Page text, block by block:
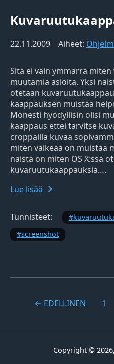
22.11.2009 Aiheet:
Sitä ei vain ymmärrä
muutamia asioita. Yksi
otetaan
kaappauksen muistaa
Monesti hyödyllisin olisi
kaappaus ettei tarvitse
croppailla kuvaa
miten vaikeaa on muistaa
näistä on miten OS X:ssä
kuvaruutukaappauksia….
Lue lisää
Tunnisteet:
screenshot
← EDELLINEN 1
Copyright ©